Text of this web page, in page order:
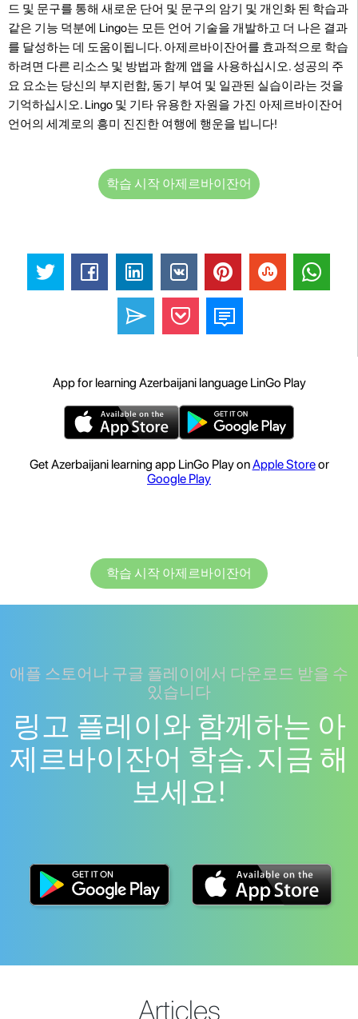
드 및 문구를 통해 새로운 단어 및 문구의 암기 및 개인화 된 학습과
같은 기능 덕분에 Lingo는 모든 언어 기술을 개발하고 더 나은 결과
를 달성하는 데 도움이됩니다. 아제르바이잔어를 효과적으로 학습
하려면 다른 리소스 및 방법과 함께 앱을 사용하십시오. 성공의 주
요 요소는 당신의 부지런함, 동기 부여 및 일관된 실습이라는 것을
기억하십시오. Lingo 및 기타 유용한 자원을 가진 아제르바이잔어
언어의 세계로의 흥미 진진한 여행에 행운을 빕니다!
학습 시작 아제르바이잔어
App for learning Azerbaijani language LinGo Play
Get Azerbaijani learning app LinGo Play onApple Storeor
Google Play
학습 시작 아제르바이잔어
애플 스토어나 구글 플레이에서 다운로드 받을 수
있습니다
링고 플레이와 함께하는 아
제르바이잔어 학습. 지금 해
보세요!
Articles